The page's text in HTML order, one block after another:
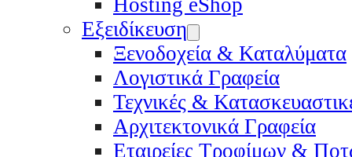
Hosting eShop
Εξειδίκευση
Ξενοδοχεία & Καταλύματα
Λογιστικά Γραφεία
Τεχνικές &
Αρχιτεκτονικά Γραφεία
Εταιρείες Τροφίμων &